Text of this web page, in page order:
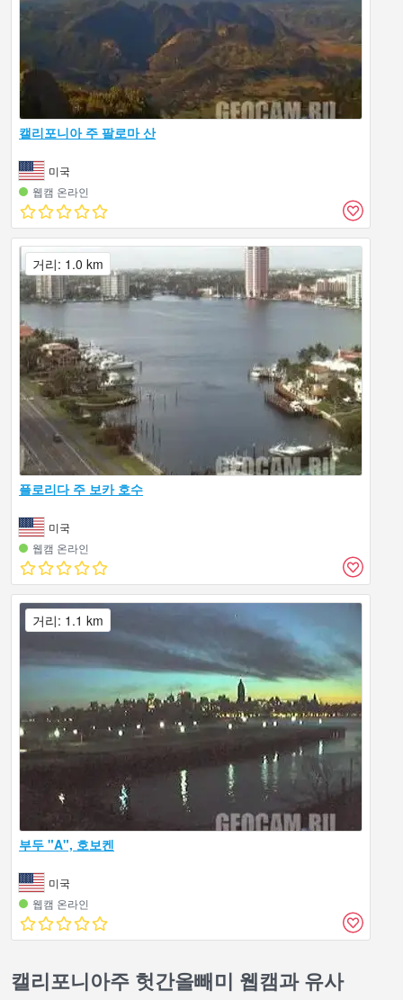
캘리포니아 주 팔로마 산
미국
웹캠 온라인
플로리다 주 보카 호수
미국
웹캠 온라인
거리: 1.0 km
부두 "A", 호보켄
미국
웹캠 온라인
거리: 1.1 km
캘리포니아주 헛간올빼미 웹캠과 유사